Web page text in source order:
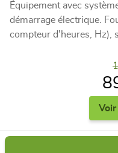
Équipement avec
démarrage électrique.
compteur d'heures, Hz),